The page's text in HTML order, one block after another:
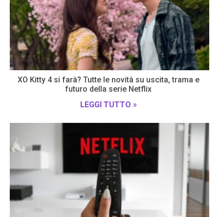
XO Kitty 4 si farà? Tutte le novità su uscita, trama e
futuro della serie Netflix
LEGGI TUTTO »